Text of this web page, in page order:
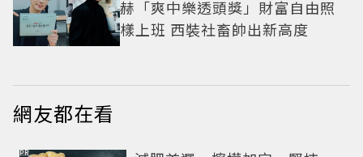
赫「爽中樂透頭獎」財富自由照
樣上班 西裝社畜帥出新高度
網友都在看
PR